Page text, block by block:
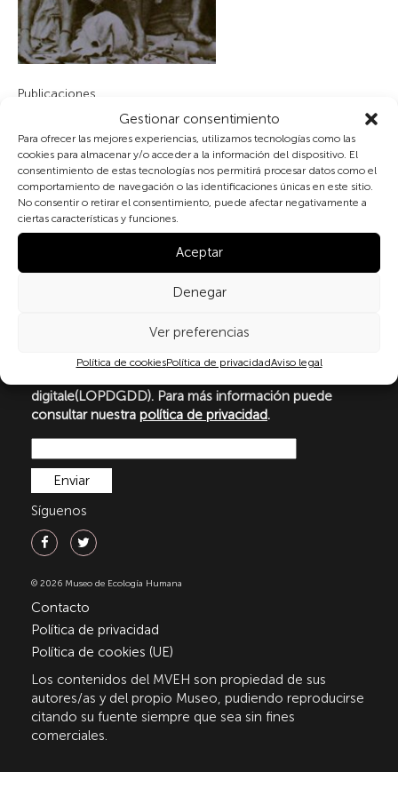
Gestionar consentimiento
Para ofrecer las mejores experiencias, utilizamos tecnologías como las
cookies para almacenar y/o acceder a la información del dispositivo. El
consentimiento de estas tecnologías nos permitirá procesar datos como el
comportamiento de navegación o las identificaciones únicas en este sitio.
No consentir o retirar el consentimiento, puede afectar negativamente a
ciertas características y funciones.
Aceptar
Denegar
Ver preferencias
Política de cookiesPolítica de privacidadAviso legal
Publicaciones
Suscribete a nuestra newsletter
Al marcar la casilla y enviar este formulario, usted
consiente expresamente el tratamiento de sus datos
materia de protección de datos personales, en
particular, de acuerdo con lo dispuesto en el
del Consejo de 27 de abril de 2016 (RGPD) y la Ley
Orgánica 3/2018, de 5 de diciembre, de Protección de
digitale(LOPDGDD). Para más información puede
consultar nuestra política de privacidad.
Síguenos
© 2026 Museo de Ecología Humana
Contacto
Política de privacidad
Política de cookies (UE)
Los contenidos del MVEH son propiedad de sus
autores/as y del propio Museo, pudiendo reproducirse
citando su fuente siempre que sea sin fines
comerciales.